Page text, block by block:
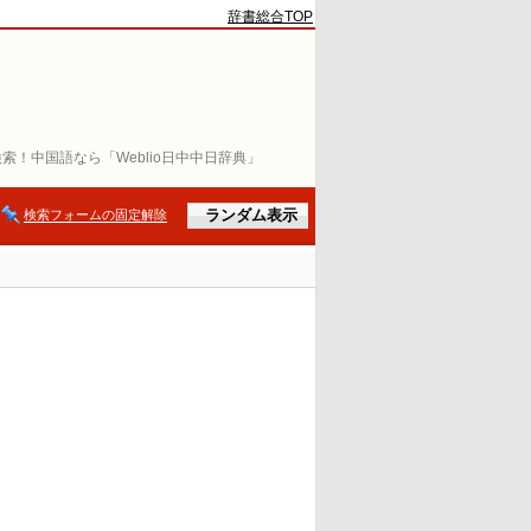
！中国語なら「Weblio日中中日辞典」
辞書総合TOP
検索フォームの固定解除